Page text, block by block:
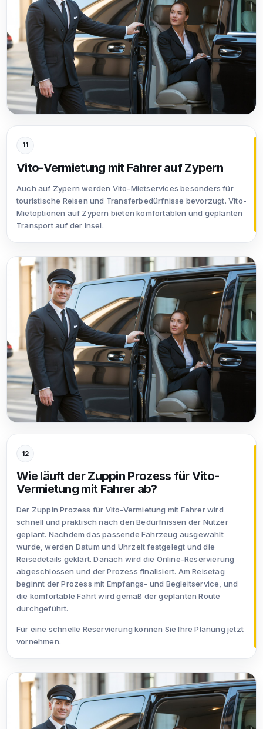
11
Vito-Vermietung mit Fahrer auf Zypern
Auch auf Zypern werden Vito-Mietservices besonders für
touristische Reisen und Transferbedürfnisse bevorzugt. Vito-
Mietoptionen auf Zypern bieten komfortablen und geplanten
Transport auf der Insel.
12
Wie läuft der Zuppin Prozess für Vito-
Vermietung mit Fahrer ab?
Der Zuppin Prozess für Vito-Vermietung mit Fahrer wird
schnell und praktisch nach den Bedürfnissen der Nutzer
geplant. Nachdem das passende Fahrzeug ausgewählt
wurde, werden Datum und Uhrzeit festgelegt und die
Reisedetails geklärt. Danach wird die Online-Reservierung
abgeschlossen und der Prozess finalisiert. Am Reisetag
beginnt der Prozess mit Empfangs- und Begleitservice, und
die komfortable Fahrt wird gemäß der geplanten Route
durchgeführt.
Für eine schnelle Reservierung können Sie Ihre Planung jetzt
vornehmen.